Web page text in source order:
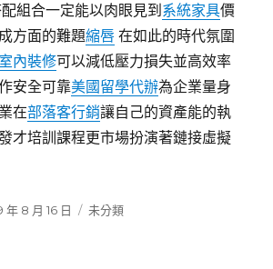
組合一定能以肉眼見到 系統家具價
成方面的難題縮唇 在如此的時代氛圍
室內裝修可以減低壓力損失並高效率
安全可靠美國留學代辦為企業量身
在部落客行銷讓自己的資產能的執
才培訓課程更市場扮演著鏈接虛擬
年 8 月 16 日
分
未分類